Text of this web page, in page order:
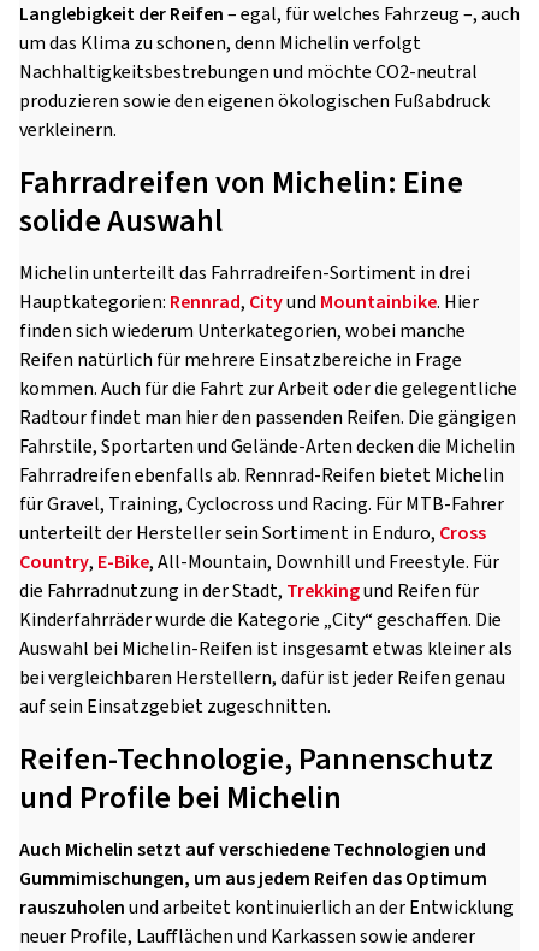
Langlebigkeit der Reifen– egal, für welches Fahrzeug –, auch
um das Klima zu schonen, denn Michelin verfolgt
Nachhaltigkeitsbestrebungen und möchte CO2-neutral
produzieren sowie den eigenen ökologischen Fußabdruck
verkleinern.
Fahrradreifen von Michelin: Eine
solide Auswahl
Michelin unterteilt das Fahrradreifen-Sortiment in drei
Hauptkategorien: Rennrad, Cityund Mountainbike. Hier
finden sich wiederum Unterkategorien, wobei manche
Reifen natürlich für mehrere Einsatzbereiche in Frage
kommen. Auch für die Fahrt zur Arbeit oder die gelegentliche
Radtour findet man hier den passenden Reifen. Die gängigen
Fahrstile, Sportarten und Gelände-Arten decken die Michelin
Fahrradreifen ebenfalls ab. Rennrad-Reifen bietet Michelin
für Gravel, Training, Cyclocross und Racing. Für MTB-Fahrer
unterteilt der Hersteller sein Sortiment in Enduro, Cross
Country, E-Bike, All-Mountain, Downhill und Freestyle. Für
die Fahrradnutzung in der Stadt, Trekkingund Reifen für
Kinderfahrräder wurde die Kategorie „City“ geschaffen. Die
Auswahl bei Michelin-Reifen ist insgesamt etwas kleiner als
bei vergleichbaren Herstellern, dafür ist jeder Reifen genau
auf sein Einsatzgebiet zugeschnitten.
Reifen-Technologie, Pannenschutz
und Profile bei Michelin
Auch Michelin setzt auf verschiedene Technologien und
Gummimischungen, um aus jedem Reifen das Optimum
rauszuholenund arbeitet kontinuierlich an der Entwicklung
neuer Profile, Laufflächen und Karkassen sowie anderer